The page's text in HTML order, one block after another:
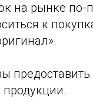
на рынке по-
к